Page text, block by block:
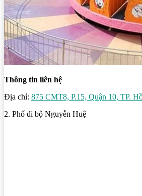
Thông tin liên hệ
Địa chỉ: 875 CMT8, P.15, Quận 10, TP.
2. Phố đi bộ Nguyễn Huệ